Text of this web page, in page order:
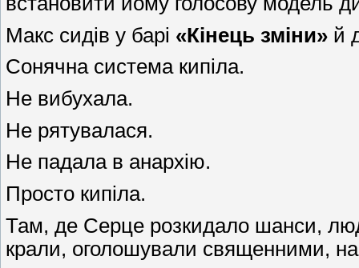
Макс сидів у барі «Кінець зміни» й
Сонячна система кипіла.
Не вибухала.
Не рятувалася.
Не падала в анархію.
Просто кипіла.
Там, де Серце розкидало шанси,
крали, оголошували священними,